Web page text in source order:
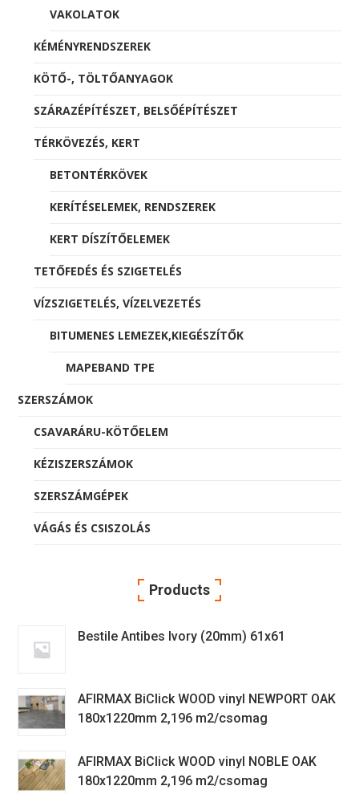
VAKOLATOK
KÉMÉNYRENDSZEREK
KÖTŐ-, TÖLTŐANYAGOK
SZÁRAZÉPÍTÉSZET, BELSŐÉPÍTÉSZET
TÉRKÖVEZÉS, KERT
BETONTÉRKÖVEK
KERÍTÉSELEMEK, RENDSZEREK
KERT DÍSZÍTŐELEMEK
TETŐFEDÉS ÉS SZIGETELÉS
VÍZSZIGETELÉS, VÍZELVEZETÉS
BITUMENES LEMEZEK,KIEGÉSZÍTŐK
MAPEBAND TPE
SZERSZÁMOK
CSAVARÁRU-KÖTŐELEM
KÉZISZERSZÁMOK
SZERSZÁMGÉPEK
VÁGÁS ÉS CSISZOLÁS
Products
Bestile Antibes Ivory (20mm) 61x61
AFIRMAX BiClick WOOD vinyl NEWPORT OAK
180x1220mm 2,196 m2/csomag
AFIRMAX BiClick WOOD vinyl NOBLE OAK
180x1220mm 2,196 m2/csomag